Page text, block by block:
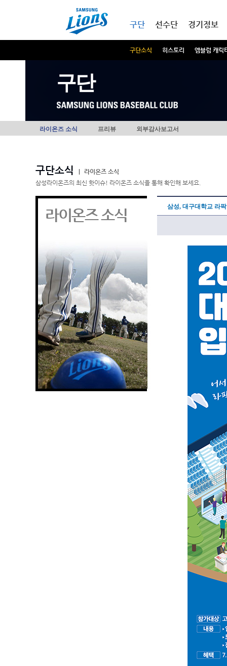
구단
구단소식 히스토리 엠블럼 캐릭
선수단 경기정보
구단
라이온즈 소식 프리뷰 외부감사보고서
구단소식
라이온즈 소식
삼성라이온즈의 최신 핫이슈! 라이온즈 소식을 통해 확인해 보세요.
라이온즈 소식 삼성, 대구대학교 라